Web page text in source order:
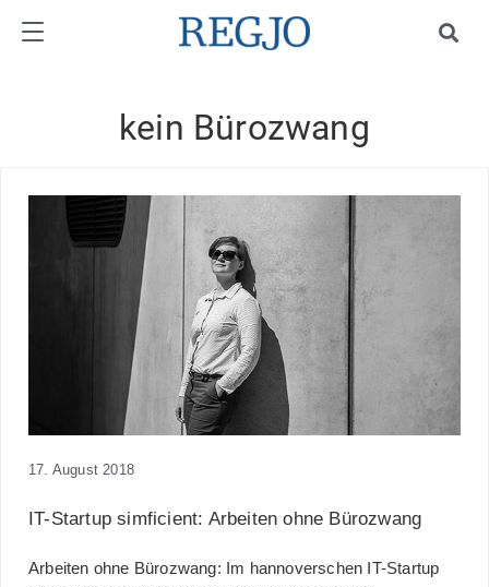
kein Bürozwang
17. August 2018
IT-Startup simficient: Arbeiten ohne Bürozwang
Arbeiten ohne Bürozwang: Im hannoverschen IT-Startup